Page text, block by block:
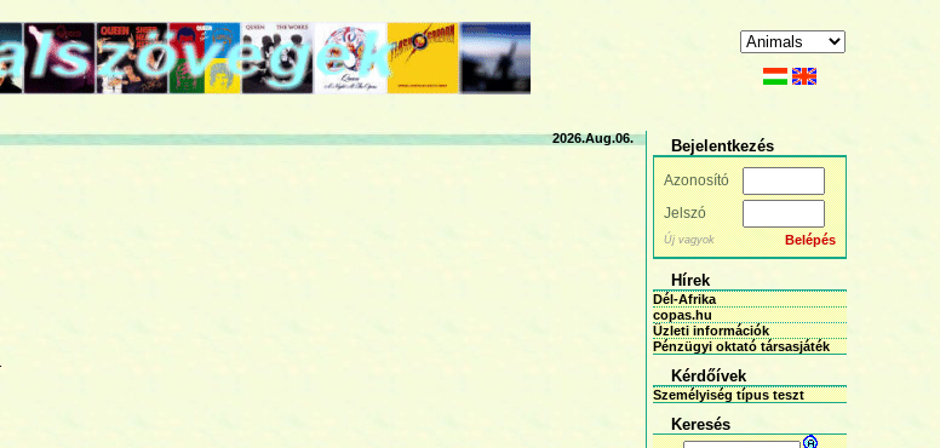
2026.Aug.06. Bejelentkezés
Azonosító
Jelszó
Új vagyok Belépés
Hírek
Dél-Afrika
copas.hu
Üzleti információk
Pénzügyi oktató társasjáték
Kérdőívek
Személyiség típus teszt
Keresés